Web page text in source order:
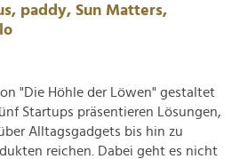
paddy, Sun Matters,
"Die Höhle der Löwen" gestaltet
Startups präsentieren Lösungen,
Alltagsgadgets bis hin zu
reichen. Dabei geht es nicht